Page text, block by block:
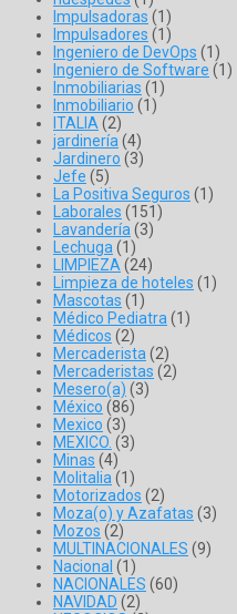
Impulsadoras (1)
Impulsadores (1)
Ingeniero de DevOps (1)
Ingeniero de Software (1)
Inmobiliarias (1)
Inmobiliario (1)
ITALIA(2)
jardinería(4)
Jardinero (3)
Jefe (5)
La Positiva Seguros (1)
Laborales (151)
Lavandería(3)
Lechuga(1)
LIMPIEZA(24)
Limpieza de hoteles (1)
Mascotas (1)
Médico Pediatra(1)
Médicos (2)
Mercaderista(2)
Mercaderistas (2)
Mesero(a) (3)
México (86)
Mexico (3)
MEXICO. (3)
Minas (4)
Molitalia(1)
Motorizados (2)
Moza(o) y Azafatas (3)
Mozos (2)
MULTINACIONALES (9)
Nacional (1)
NACIONALES (60)
NAVIDAD (2)